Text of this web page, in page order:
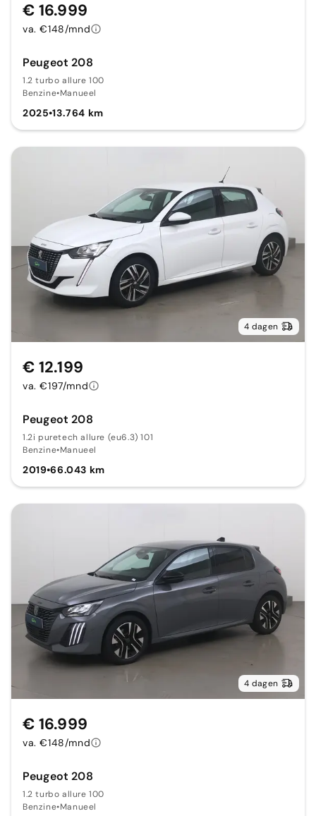
Peugeot 208
1.2 turbo allure 100
Benzine•Manueel
2025•13.764 km
€ 16.999
va. €148/mnd
4 dagen
Peugeot 208
1.2i puretech allure (eu6.3) 101
Benzine•Manueel
2019•66.043 km
€ 12.199
va. €197/mnd
4 dagen
Peugeot 208
1.2 turbo allure 100
Benzine•Manueel
€ 16.999
va. €148/mnd